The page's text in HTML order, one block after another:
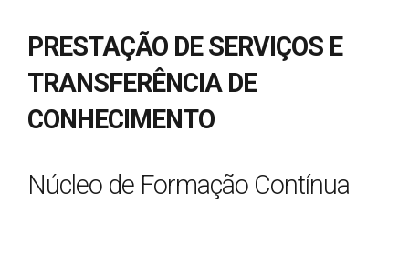
PRESTAÇÃO DE SERVIÇOS E
TRANSFERÊNCIA DE
CONHECIMENTO
Núcleo de Formação Contínua